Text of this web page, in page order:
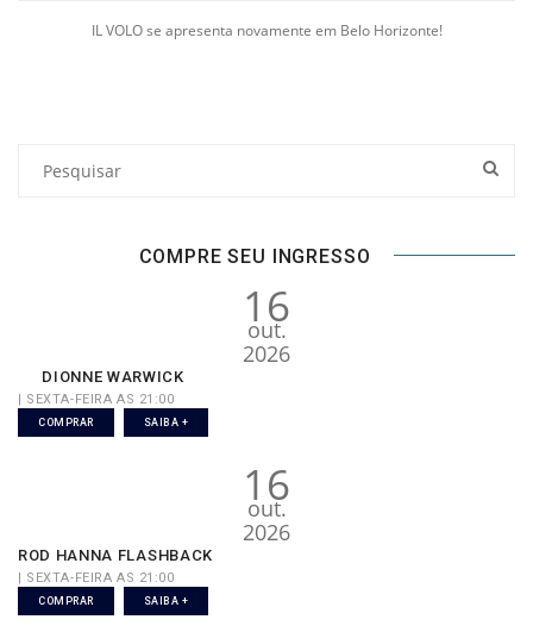
IL VOLO se apresenta novamente em Belo Horizonte!
COMPRE SEU INGRESSO
16
out.
2026
DIONNE WARWICK
| SEXTA-FEIRA AS 21:00
COMPRAR SAIBA +
16
out.
2026
ROD HANNA FLASHBACK
| SEXTA-FEIRA AS 21:00
COMPRAR SAIBA +